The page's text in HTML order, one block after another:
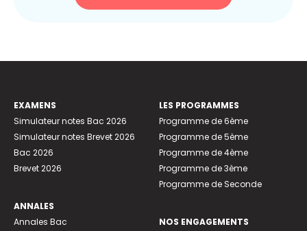
EXAMENS
Simulateur notes Bac 2026
Simulateur notes Brevet 2026
Bac 2026
Brevet 2026
ANNALES
Annales Bac
LES PROGRAMMES
Programme de 6ème
Programme de 5ème
Programme de 4ème
Programme de 3ème
Programme de Seconde
NOS ENGAGEMENTS